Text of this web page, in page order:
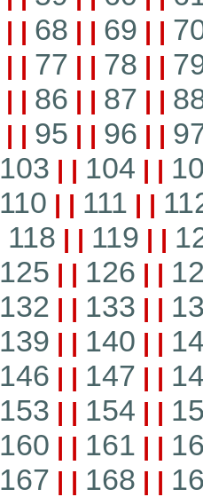
| | 68 | | 69 | |
| | 77 | | 78 | |
| | 86 | | 87 | |
| | 95 | | 96 | |
103 | | 104 | |
110 | | 111 | |
118 | | 119 | |
125 | | 126 | |
132 | | 133 | |
139 | | 140 | |
146 | | 147 | |
153 | | 154 | |
160 | | 161 | |
167 | | 168 | |